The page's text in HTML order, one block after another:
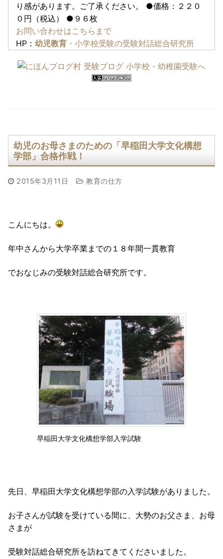
り感があります。ご了承ください。 ●価格：２２０
０円（税込） ●９６枚
お問い合わせはこちらまで
HP： 幼児教育 ・小学校受験の受験対話総合研究所
幼児のお母さまのための「早稲田大学文化構想
学部」合格作戦！
2015年3月11日 教育の仕方
こんにちは。
年中さんから大学卒業までの１８年間一貫教育
でおなじみの受験対話総合研究所です。
早稲田大学文化構想学部入学試験
先日、早稲田大学文化構想学部の入学試験がありました。
お子さんが試験を受けている間に、大勢のお父さま、お母
さまが
受験対話総合研究所を訪ねてきてくださいました。